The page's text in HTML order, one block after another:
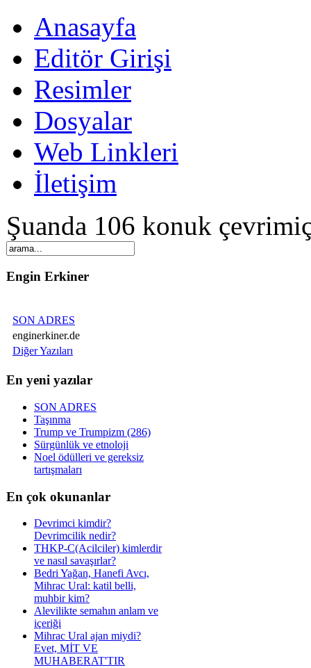
Anasayfa
Editör Girişi
Resimler
Dosyalar
Web Linkleri
İletişim
Şuanda 106 konuk
Engin Erkiner
SON ADRES
enginerkiner.de
Diğer Yazıları
En yeni yazılar
SON ADRES
Taşınma
Trump ve Trumpizm (286)
Sürgünlük ve etnoloji
Noel ödülleri ve gereksiz
tartışmaları
En çok okunanlar
Devrimci kimdir?
Devrimcilik nedir?
THKP-C(Acilciler) kimlerdir
ve nasıl savaşırlar?
Bedri Yağan, Hanefi Avcı,
Mihrac Ural: katil belli,
muhbir kim?
Alevilikte semahın anlam ve
içeriği
Mihrac Ural ajan miydi?
Evet, MİT VE
MUHABERAT'TIR